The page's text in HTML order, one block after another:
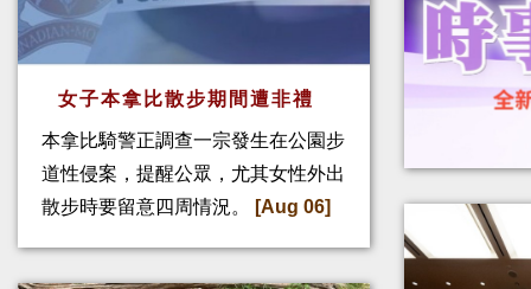
女子本拿比散步期間遭非禮
本拿比騎警正調查一宗發生在公園步
道性侵案，提醒公眾，尤其女性外出
散步時要留意四周情況。
[Aug 06]